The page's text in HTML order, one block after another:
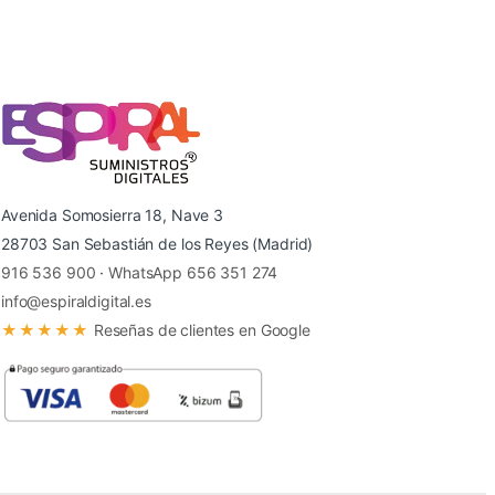
Avenida Somosierra 18, Nave 3
28703 San Sebastián de los Reyes (Madrid)
916 536 900 ·WhatsApp 656 351 274
info@espiraldigital.es
★★★★★ Reseñas de clientes en Google